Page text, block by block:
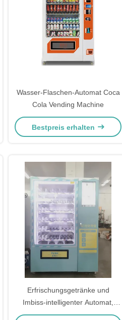
Wasser-Flaschen-Automat Coca
Cola Vending Machine
Bestpreis erhalten
Erfrischungsgetränke und
Imbiss-intelligenter Automat,
Förderband-Automat